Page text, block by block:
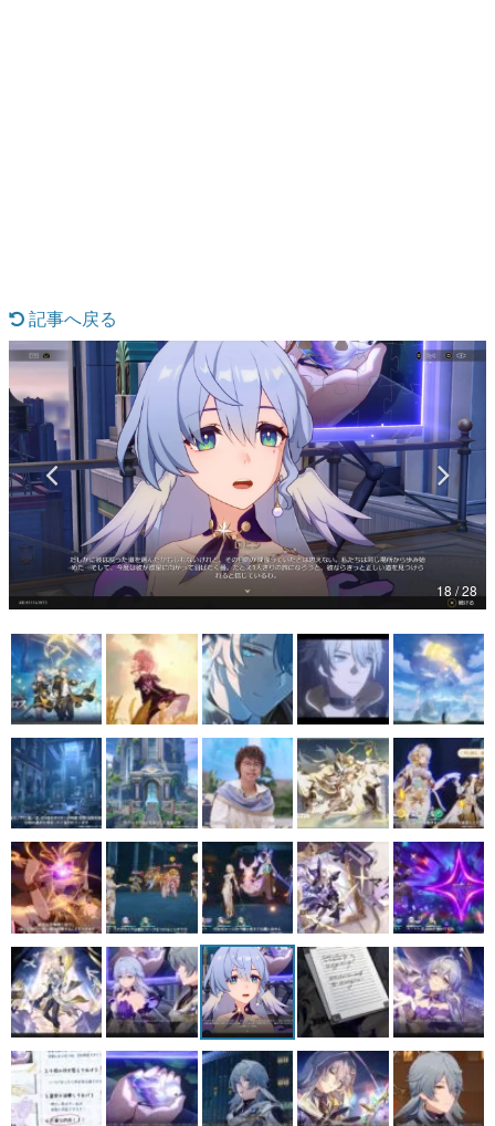
なんでゲームは面白い？
ゲーム開発者・hamatsu氏がゲームの魅力を画面や操作の
具体的な形から解き明かしていく、硬派で骨太な評論連載
です。
ゲームが変えた日本語
「経験値」「裏技」「ラスボス」… ゲームにまつわる言葉
の起源や用法の変遷を、コンピューター文化史研究家・タ
イニーP氏が徹底調査。
カテゴリ
マンガ
女性向け
アプリレビュー
その他
電ファミニコゲーマーとは？
運営：株式会社マレ
記事へ戻る
18 / 28